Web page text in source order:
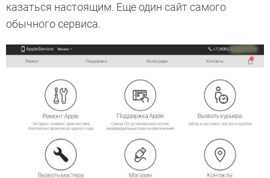
казаться настоящим. Еще один сайт самого
обычного сервиса.